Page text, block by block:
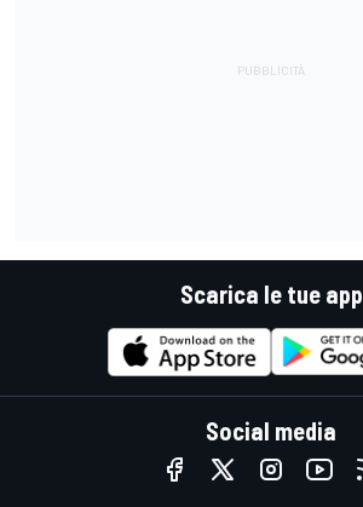
Scarica le tue app
Social media